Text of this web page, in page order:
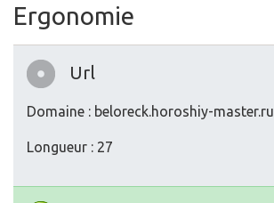
Ergonomie
Url
Domaine : beloreck.horoshiy-master.ru
Longueur : 27